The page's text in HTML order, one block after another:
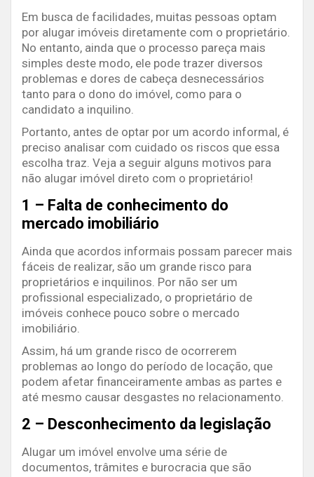
Em busca de facilidades, muitas pessoas optam
por alugar imóveis diretamente com o proprietário.
No entanto, ainda que o processo pareça mais
simples deste modo, ele pode trazer diversos
problemas e dores de cabeça desnecessários
tanto para o dono do imóvel, como para o
candidato a inquilino.
Portanto, antes de optar por um acordo informal, é
preciso analisar com cuidado os riscos que essa
escolha traz. Veja a seguir alguns motivos para
não alugar imóvel direto com o proprietário!
1 – Falta de conhecimento do
mercado imobiliário
Ainda que acordos informais possam parecer mais
fáceis de realizar, são um grande risco para
proprietários e inquilinos. Por não ser um
profissional especializado, o proprietário de
imóveis conhece pouco sobre o mercado
imobiliário.
Assim, há um grande risco de ocorrerem
problemas ao longo do período de locação, que
podem afetar financeiramente ambas as partes e
até mesmo causar desgastes no relacionamento.
2 – Desconhecimento da legislação
Alugar um imóvel envolve uma série de
documentos, trâmites e burocracia que são